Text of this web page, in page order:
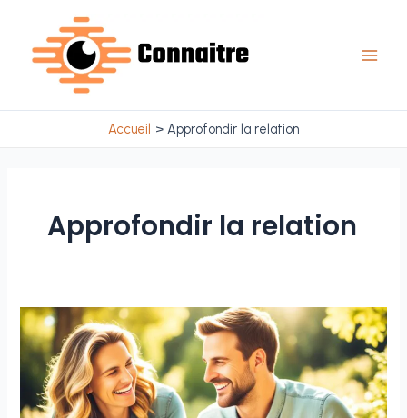
contenu
Accueil Approfondir la relation
Approfondir la relation